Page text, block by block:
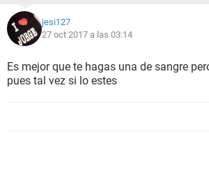
jesi127
27 oct 2017 a las 03:14
Es mejor que te hagas una de sangre
pues tal vez si lo estes